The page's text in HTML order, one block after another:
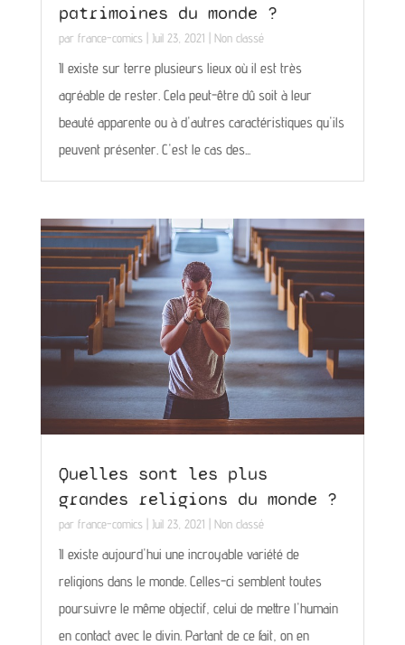
patrimoines du monde ?
par france-comics Juil 23, 2021 Non classé
Il existe sur terre plusieurs lieux où il est très
agréable de rester. Cela peut-être dû soit à leur
beauté apparente ou à d'autres caractéristiques qu'ils
peuvent présenter. C'est le cas des...
Quelles sont les plus
grandes religions du monde ?
par france-comics Juil 23, 2021 Non classé
Il existe aujourd'hui une incroyable variété de
religions dans le monde. Celles-ci semblent toutes
poursuivre le même objectif, celui de mettre l'humain
en contact avec le divin. Partant de ce fait, on en